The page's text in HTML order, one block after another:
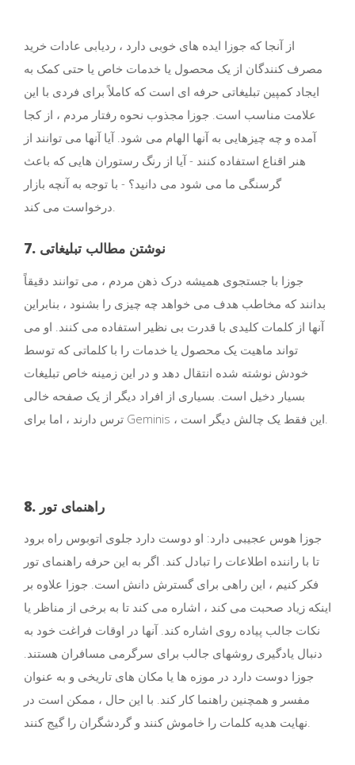
از آنجا که جوزا ایده های خوبی دارد ، ردیابی عادات خرید
مصرف کنندگان از یک محصول یا خدمات خاص یا حتی کمک به
ایجاد کمپین تبلیغاتی حرفه ای است که کاملاً برای فردی با این
علامت مناسب است. جوزا مجذوب نحوه رفتار مردم ، از كجا
آمده و چه چیزهایی به آنها الهام می شود. آیا آنها می توانند از
هنر اقناع استفاده کنند - آیا از رنگ رستوران هایی که باعث
گرسنگی ما می شود می دانید؟ - با توجه به آنچه بازار
7. نوشتن مطالب تبلیغاتی
جوزا با جستجوی همیشه درک ذهن مردم ، می توانند دقیقاً
بدانند که مخاطب هدف می خواهد چه چیزی را بشنود ، بنابراین
آنها از کلمات کلیدی با قدرت بی نظیر استفاده می کنند. او می
تواند ماهیت یک محصول یا خدمات را با کلماتی که توسط
خودش نوشته شده انتقال دهد و در این زمینه خاص تبلیغات
بسیار دخیل است. بسیاری از افراد دیگر از یک صفحه خالی
8. راهنمای تور
جوزا هوس عجیبی دارد: او دوست دارد جلوی اتوبوس راه برود
تا با راننده اطلاعات را تبادل کند. اگر به این حرفه راهنمای تور
فکر کنیم ، این راهی برای گسترش دانش است. جوزا علاوه بر
اینکه زیاد صحبت می کند ، اشاره می کند تا به برخی از مناظر یا
نکات جالب پیاده روی اشاره کند. آنها در اوقات فراغت خود به
دنبال یادگیری روشهای جالب برای سرگرمی مسافران هستند.
جوزا دوست دارد در موزه ها یا مکان های تاریخی و به عنوان
مفسر و همچنین راهنما کار کند. با این حال ، ممکن است در
نهایت هدیه کلمات را خاموش کنند و گردشگران را گیج کنند.